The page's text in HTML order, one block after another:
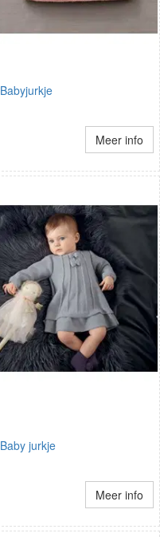
Babyjurkje
Meer info
Baby jurkje
Meer info